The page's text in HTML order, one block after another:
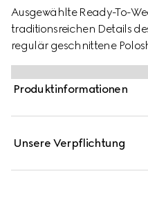
Ausgewählte Ready-To-
traditionsreichen Details
regulär geschnittene
Baumwoll-Piqué gefertigt
versehen.
Produktinformationen
Unsere Verpflichtung